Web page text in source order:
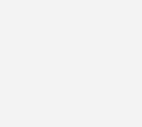
von uns
gebündelt und